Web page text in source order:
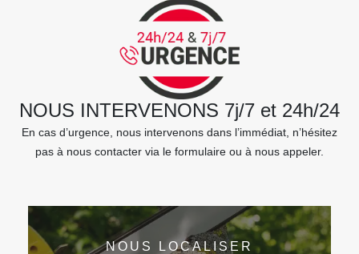
NOUS INTERVENONS 7j/7 et 24h/24
En cas d’urgence, nous intervenons dans l’immédiat, n’hésitez
pas à nous contacter via le formulaire ou à nous appeler.
NOUS LOCALISER